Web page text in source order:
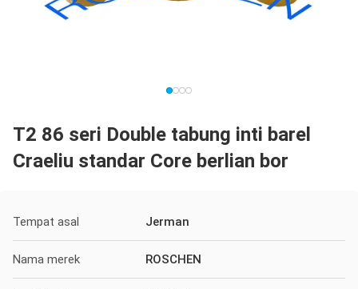
T2 86 seri Double tabung inti barel
Craeliu standar Core berlian bor
Tempat asal Jerman
Nama merek ROSCHEN